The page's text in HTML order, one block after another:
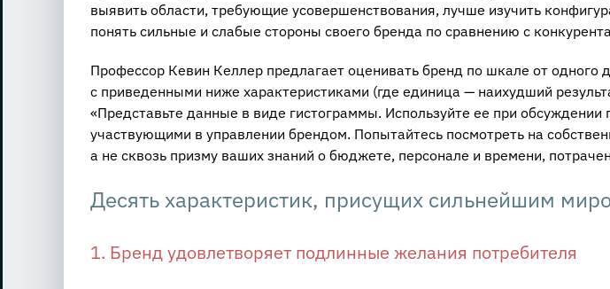
выявить области, требующие усовершенствования, лучше изучить
понять сильные и слабые стороны своего бренда по сравнению с
Профессор Кевин Келлер предлагает оценивать бренд по шкале от одного
с приведенными ниже характеристиками (где единица — наихудший
«Представьте данные в виде гистограммы. Используйте ее при
участвующими в управлении брендом. Попытайтесь посмотреть на
а не сквозь призму ваших знаний о бюджете, персонале и времени,
Десять характеристик, присущих сильнейшим
1. Бренд удовлетворяет подлинные желания потребителя